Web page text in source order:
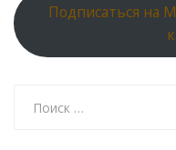
Подписаться на